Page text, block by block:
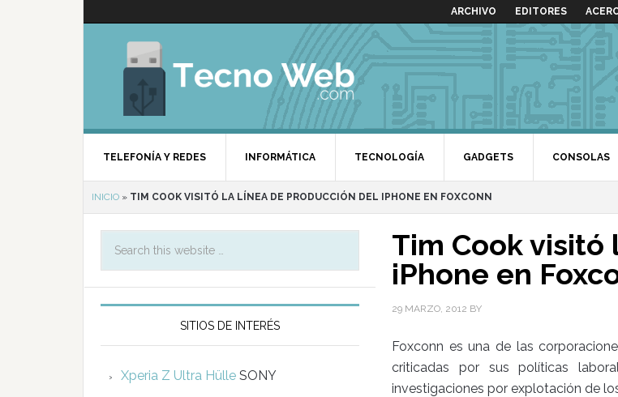
ARCHIVO EDITORES
TELEFONÍA Y REDES INFORMÁTICA TECNOLOGÍA GADGETS CONSOLAS
INICIO » TIM COOK VISITÓ LA LÍNEA DE PRODUCCIÓN DEL IPHONE EN FOXCONN
Tim Cook
iPhone en
29 MARZO, 2012 BY
Foxconn es una de las
criticadas por sus políticas
investigaciones por explotación de
SITIOS DE INTERÉS
Xperia Z Ultra Hülle SONY